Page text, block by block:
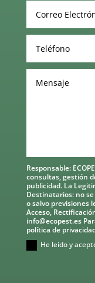
Responsable:
consultas, gestión
publicidad. La
Destinatarios: no
o salvo previsiones
Acceso,
info@ecopest.es
política de
He leído y